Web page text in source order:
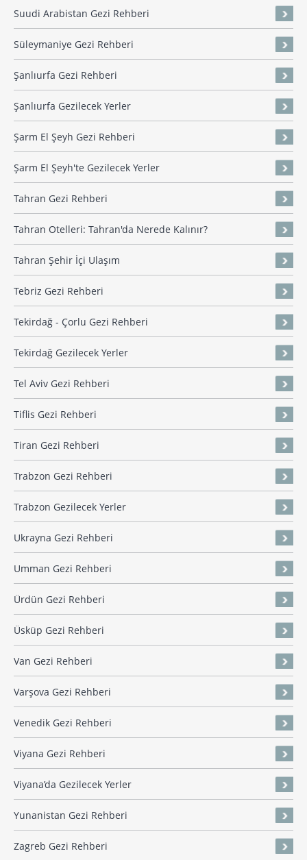
Suudi Arabistan Gezi Rehberi
Süleymaniye Gezi Rehberi
Şanlıurfa Gezi Rehberi
Şanlıurfa Gezilecek Yerler
Şarm El Şeyh Gezi Rehberi
Şarm El Şeyh'te Gezilecek Yerler
Tahran Gezi Rehberi
Tahran Otelleri: Tahran'da Nerede Kalınır?
Tahran Şehir İçi Ulaşım
Tebriz Gezi Rehberi
Tekirdağ - Çorlu Gezi Rehberi
Tekirdağ Gezilecek Yerler
Tel Aviv Gezi Rehberi
Tiflis Gezi Rehberi
Tiran Gezi Rehberi
Trabzon Gezi Rehberi
Trabzon Gezilecek Yerler
Ukrayna Gezi Rehberi
Umman Gezi Rehberi
Ürdün Gezi Rehberi
Üsküp Gezi Rehberi
Van Gezi Rehberi
Varşova Gezi Rehberi
Venedik Gezi Rehberi
Viyana Gezi Rehberi
Viyana’da Gezilecek Yerler
Yunanistan Gezi Rehberi
Zagreb Gezi Rehberi